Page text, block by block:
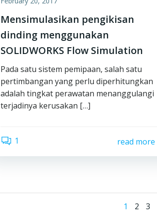
Mensimulasikan pengikisan
dinding menggunakan
SOLIDWORKS Flow Simulation
Pada satu sistem pemipaan, salah satu
pertimbangan yang perlu diperhitungkan
adalah tingkat perawatan menanggulangi
terjadinya kerusakan […]
1 read more
Page
1 Page
2 3